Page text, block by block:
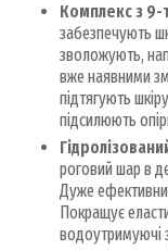
Комплекс з 9-
забезпечують
зволожують,
вже наявними
підтягують
підсилюють
роговий шар в
Дуже
Покращує
водоутримуючі